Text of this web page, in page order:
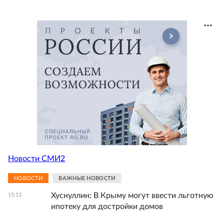
Новости СМИ2
НОВОСТИ ВАЖНЫЕ НОВОСТИ
15:13
Хуснуллин: В Крыму могут ввести льготную
ипотеку для достройки домов